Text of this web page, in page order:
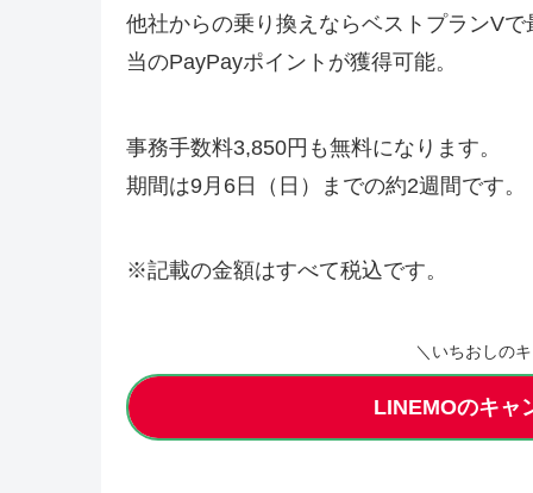
他社からの乗り換えならベストプランV
当のPayPayポイントが獲得可能。
事務手数料3,850円も無料になります。
期間は9月6日（日）までの約2週間です。
※記載の金額はすべて税込です。
＼いちおしの
LINEMOのキャ